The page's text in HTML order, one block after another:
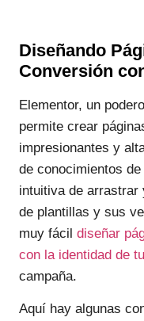
Diseñando
Conversión
Elementor, un
permite crear
impresionantes y
de conocimientos
intuitiva de arrastrar
de plantillas y sus
muy fácil diseñar
con la identidad de
campaña.
Aquí hay algunas